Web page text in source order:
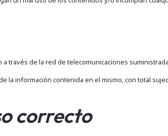
través de la red de telecomunicaciones
la información contenida en el mismo, con total
correcto